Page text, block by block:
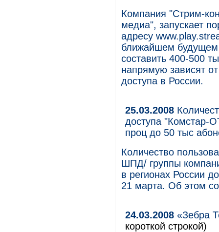
Компания "Стрим-
медиа", запускает
адресу
ближайшем будущем
составить 400-500
напрямую зависят
доступа в России.
25.03.2008
доступа "Комстар-
проц до 50 тыс
Количество
ШПД/ группы
в регионах России
21 марта. Об этом
24.03.2008 «Зебра
короткой строкой)